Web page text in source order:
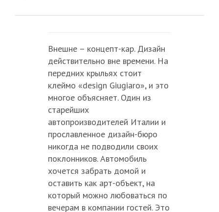
Внешне – концепт-кар. Дизайн
действительно вне времени. На
передних крыльях стоит
клеймо «design Giugiaro», и это
многое объясняет. Один из
старейших
автопроизводителей Италии и
прославленное дизайн-бюро
никогда не подводили своих
поклонников. Автомобиль
хочется забрать домой и
оставить как арт-объект, на
который можно любоваться по
вечерам в компании гостей. Это